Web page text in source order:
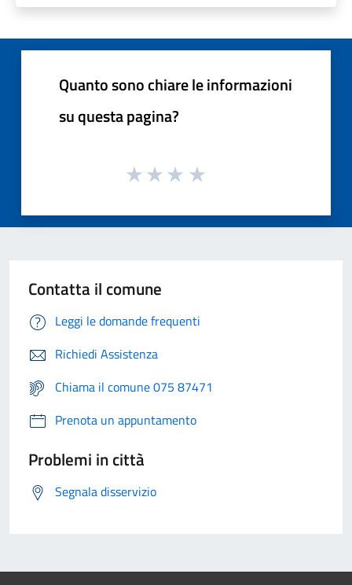
Quanto sono chiare le informazioni
su questa pagina?
Contatta il comune
Leggi le domande frequenti
Richiedi Assistenza
Chiama il comune 075 87471
Prenota un appuntamento
Problemi in città
Segnala disservizio